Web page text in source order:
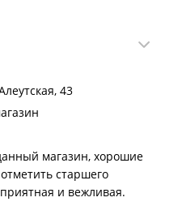
раньше :-))) )
43
магазин, хорошие
старшего
и вежливая.